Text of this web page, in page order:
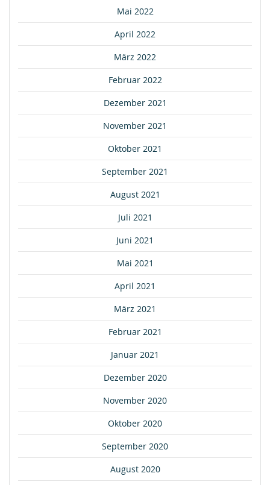
Mai 2022
April 2022
März 2022
Februar 2022
Dezember 2021
November 2021
Oktober 2021
September 2021
August 2021
Juli 2021
Juni 2021
Mai 2021
April 2021
März 2021
Februar 2021
Januar 2021
Dezember 2020
November 2020
Oktober 2020
September 2020
August 2020